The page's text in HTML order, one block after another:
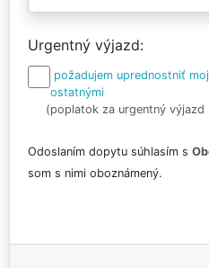
Urgentný výjazd
požadujem uprednostniť
ostatnými
(poplatok za urgentný výjazd
Odoslaním dopytu súhlasím s
som s nimi oboznámený.